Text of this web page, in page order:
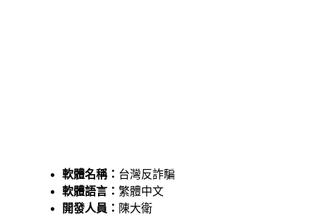
軟體名稱： 台灣反詐騙
軟體語言： 繁體中文
開發人員： 陳大衛